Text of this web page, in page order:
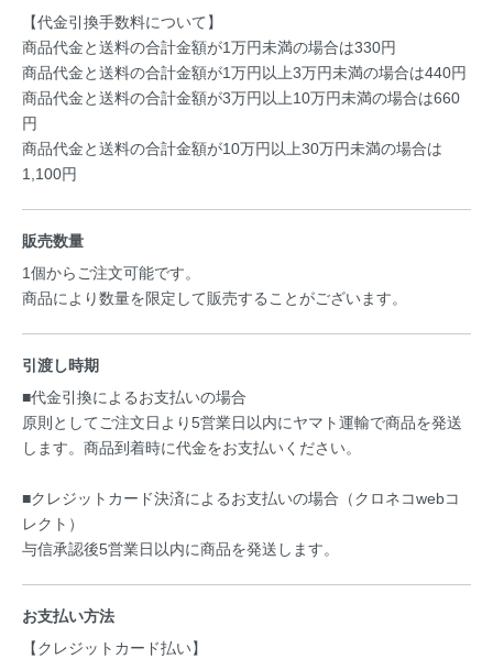
【代金引換手数料について】
商品代金と送料の合計金額が1万円未満の場合は330円
商品代金と送料の合計金額が1万円以上3万円未満の場合は440円
商品代金と送料の合計金額が3万円以上10万円未満の場合は660
円
商品代金と送料の合計金額が10万円以上30万円未満の場合は
1,100円
販売数量
1個からご注文可能です。
商品により数量を限定して販売することがございます。
引渡し時期
■代金引換によるお支払いの場合
原則としてご注文日より5営業日以内にヤマト運輸で商品を発送
します。商品到着時に代金をお支払いください。
■クレジットカード決済によるお支払いの場合（クロネコwebコ
レクト）
与信承認後5営業日以内に商品を発送します。
お支払い方法
【クレジットカード払い】